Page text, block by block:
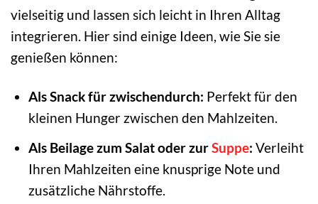
vielseitig und lassen sich leicht in Ihren Alltag
integrieren. Hier sind einige Ideen, wie Sie sie
genießen können:
Als Snack für zwischendurch: Perfekt für den
kleinen Hunger zwischen den Mahlzeiten.
Als Beilage zum Salat oder zurSuppe: Verleiht
Ihren Mahlzeiten eine knusprige Note und
zusätzliche Nährstoffe.